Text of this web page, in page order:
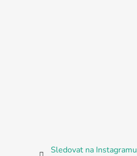
Sledovat na Instagramu